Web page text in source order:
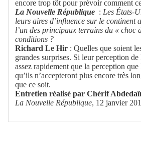
encore trop tôt pour prévoir comment
La Nouvelle République : Les États-
leurs aires d’influence sur le continent
l’un des principaux terrains du « choc
conditions ?
Richard Le Hir : Quelles que soient
grandes surprises. Si leur perception
assez rapidement que la perception
qu’ils n’accepteront plus encore très
que ce soit.
Entretien réalisé par Chérif
La Nouvelle République, 12 janvier